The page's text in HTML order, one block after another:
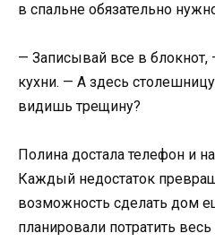
в спальне обязательно
— Записывай все в блокнот,
кухни. — А здесь
видишь трещину?
Полина достала телефон и
Каждый недостаток
возможность сделать дом
планировали потратить